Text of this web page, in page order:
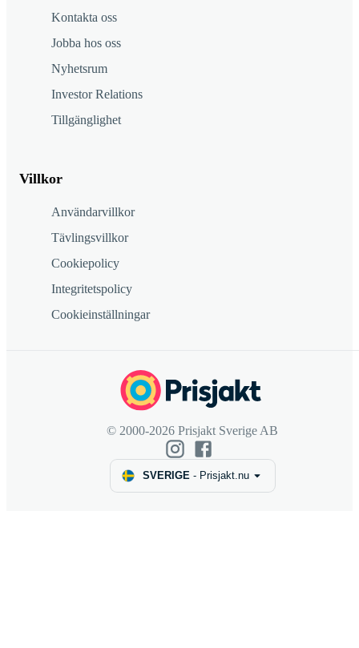
Kontakta oss
Jobba hos oss
Nyhetsrum
Investor Relations
Tillgänglighet
Villkor
Användarvillkor
Tävlingsvillkor
Cookiepolicy
Integritetspolicy
Cookieinställningar
© 2000-2026 Prisjakt Sverige AB
SVERIGE- Prisjakt.nu